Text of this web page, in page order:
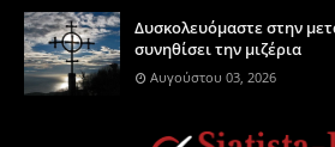
Δυσκολευόμαστε στην
συνηθίσει την μιζέρια
Αυγούστου 03, 2026